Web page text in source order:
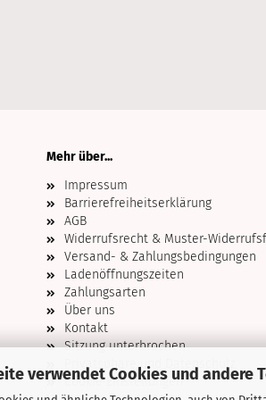
verwendet Cookies und andere
Mehr über...
Impressum
Barrierefreiheitserklärung
AGB
Widerrufsrecht & Muster-
Versand- & Zahlungsbedingungen
Ladenöffnungszeiten
Zahlungsarten
Über uns
Kontakt
Sitzung unterbrochen
Privatsphäre und Datenschutz
Cookie Einstellungen